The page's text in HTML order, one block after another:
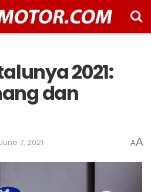
2021:
dan
June 7, 2021 AA